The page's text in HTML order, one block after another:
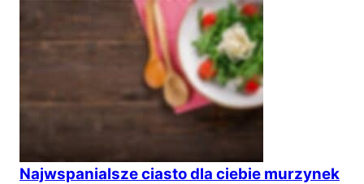
Najwspanialsze ciasto dla ciebie murzynek